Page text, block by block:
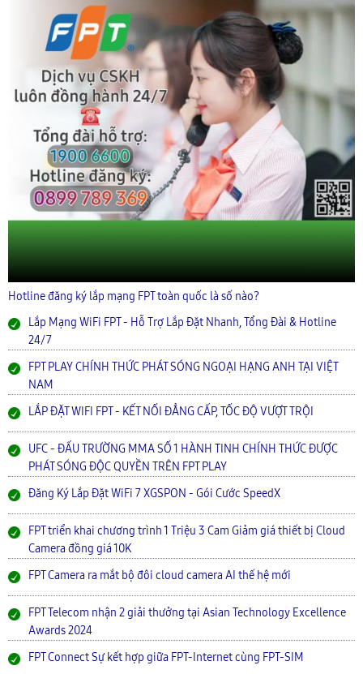
Hotline đăng ký lắp mạng FPT toàn quốc là số nào?
Lắp Mạng WiFi FPT - Hỗ Trợ Lắp Đặt Nhanh, Tổng Đài & Hotline
24/7
FPT PLAY CHÍNH THỨC PHÁT SÓNG NGOẠI HẠNG ANH TẠI VIỆT
NAM
LẮP ĐẶT WIFI FPT - KẾT NỐI ĐẲNG CẤP, TỐC ĐỘ VƯỢT TRỘI
UFC - ĐẤU TRƯỜNG MMA SỐ 1 HÀNH TINH CHÍNH THỨC ĐƯỢC
PHÁT SÓNG ĐỘC QUYỀN TRÊN FPT PLAY
Đăng Ký Lắp Đặt WiFi 7 XGSPON - Gói Cước SpeedX
FPT triển khai chương trình 1 Triệu 3 Cam Giảm giá thiết bị Cloud
Camera đồng giá 10K
FPT Camera ra mắt bộ đôi cloud camera AI thế hệ mới
FPT Telecom nhận 2 giải thưởng tại Asian Technology Excellence
Awards 2024
FPT Connect Sự kết hợp giữa FPT-Internet cùng FPT-SIM